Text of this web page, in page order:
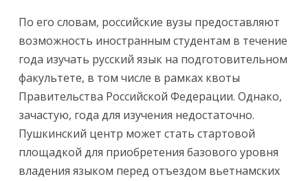
По его словам, российские вузы предоставляют
возможность иностранным студентам в течение
года изучать русский язык на подготовительном
факультете, в том числе в рамках квоты
Правительства Российской Федерации. Однако,
зачастую, года для изучения недостаточно.
Пушкинский центр может стать стартовой
площадкой для приобретения базового уровня
владения языком перед отъездом вьетнамских